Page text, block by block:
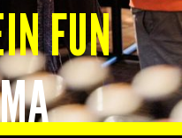
FUN